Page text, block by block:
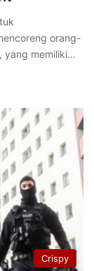
orang-
yang memiliki…
Crispy